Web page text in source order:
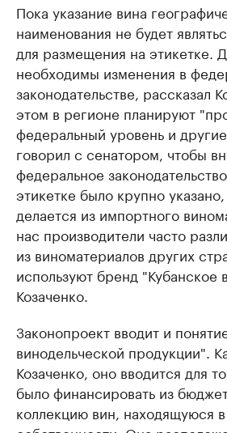
Пока указание вина
наименования не будет
для размещения на этикетке.
необходимы изменения в
законодательстве, рассказал
этом в регионе планируют
федеральный уровень и
говорил с сенатором, чтобы
федеральное
этикетке было крупно
делается из импортного
нас производители часто
из виноматериалов других
используют бренд "Кубанское
Козаченко.
Законопроект вводит и
винодельческой продукции".
Козаченко, оно вводится для
было финансировать из
коллекцию вин, находящуюся